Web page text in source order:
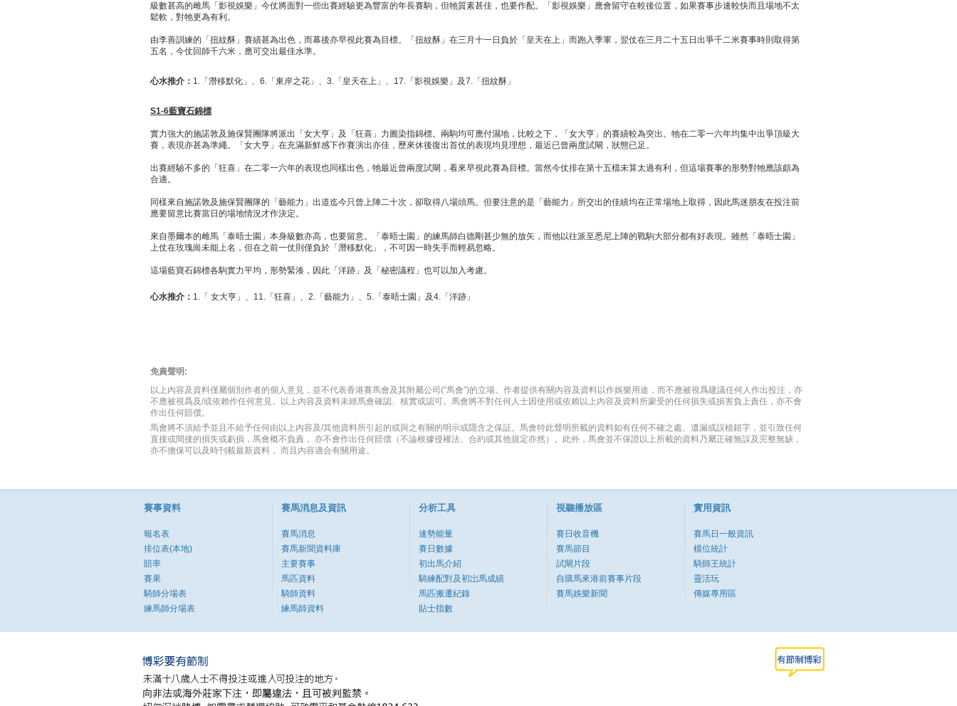
級數甚高的雌馬「影視娛樂」今仗將面對一些出賽經驗更為豐富的年長賽駒，但牠質素甚佳，也要作配。「影視娛樂」應會留守在較後位置，如果賽事步速較快而且場地不太
鬆軟，對牠更為有利。
由李善訓練的「扭紋酥」賽績甚為出色，而幕後亦早視此賽為目標。「扭紋酥」在三月十一日負於「皇天在上」而跑入季軍，翌仗在三月二十五日出爭千二米賽事時則取得第
五名，今仗回師千六米，應可交出最佳水準。
心水推介： 1.「潛移默化」、6.「東岸之花」、3.「皇天在上」、17.「影視娛樂」及7.「扭紋酥」
S1-6藍寶石錦標
實力強大的施諾敦及施保賢團隊將派出「女大亨」及「狂喜」力圖染指錦標。兩駒均可應付濕地，比較之下，「女大亨」的賽績較為突出。牠在二零一六年均集中出爭頂級大
賽，表現亦甚為準繩。「女大亨」在充滿新鮮感下作賽演出亦佳，歷來休後復出首仗的表現均見理想，最近已曾兩度試閘，狀態已足。
出賽經驗不多的「狂喜」在二零一六年的表現也同樣出色，牠最近曾兩度試閘，看來早視此賽為目標。當然今仗排在第十五檔未算太過有利，但這場賽事的形勢對牠應該頗為
合適。
同樣來自施諾敦及施保賢團隊的「藝能力」出道迄今只曾上陣二十次，卻取得八場頭馬。但要注意的是「藝能力」所交出的佳績均在正常場地上取得，因此馬迷朋友在投注前
應要留意比賽當日的場地情況才作決定。
來自墨爾本的雌馬「泰晤士園」本身級數亦高，也要留意。「泰晤士園」的練馬師白德剛甚少無的放矢，而他以往派至悉尼上陣的戰駒大部分都有好表現。雖然「泰晤士園」
上仗在玫瑰崗未能上名，但在之前一仗則僅負於「潛移默化」，不可因一時失手而輕易忽略。
這場藍寶石錦標各駒實力平均，形勢緊湊，因此「洋跡」及「秘密議程」也可以加入考慮。
心水推介： 1.「 女大亨」、11.「狂喜」、2.「藝能力」、5.「泰晤士園」及4.「洋跡」
免責聲明:
以上內容及資料僅屬個別作者的個人意見，並不代表香港賽馬會及其附屬公司(“馬會”)的立場。作者提供有關內容及資料以作娛樂用途，而不應被視爲建議任何人作出投注，亦
不應被視爲及/或依賴作任何意見。以上內容及資料未經馬會確認、核實或認可。馬會將不對任何人士因使用或依賴以上內容及資料所蒙受的任何損失或損害負上責任，亦不會
作出任何賠償。
馬會將不須給予並且不給予任何由以上內容及/其他資料所引起的或與之有關的明示或隱含之保証。馬會特此聲明所載的資料如有任何不確之處、遺漏或誤植錯字，並引致任何
直接或間接的損失或虧損，馬會概不負責， 亦不會作出任何賠償（不論根據侵權法、合約或其他規定亦然）。此外，馬會並不保證以上所載的資料乃屬正確無誤及完整無缺，
亦不擔保可以及時刊載最新資料， 而且內容適合有關用途。
賽事資料
報名表
排位表(本地)
賠率
賽果
騎師分場表
練馬師分場表
賽馬消息及資訊
賽馬消息
賽馬新聞資料庫
主要賽事
馬匹資料
騎師資料
練馬師資料
分析工具
速勢能量
賽日數據
初出馬介紹
騎練配對及初岀馬成績
馬匹搬遷紀錄
貼士指數
視聽播放區
賽日收音機
賽馬節目
試閘片段
自購馬來港前賽事片段
賽馬娛樂新聞
實用資訊
賽馬日一般資訊
檔位統計
騎師王統計
靈活玩
傳媒專用區